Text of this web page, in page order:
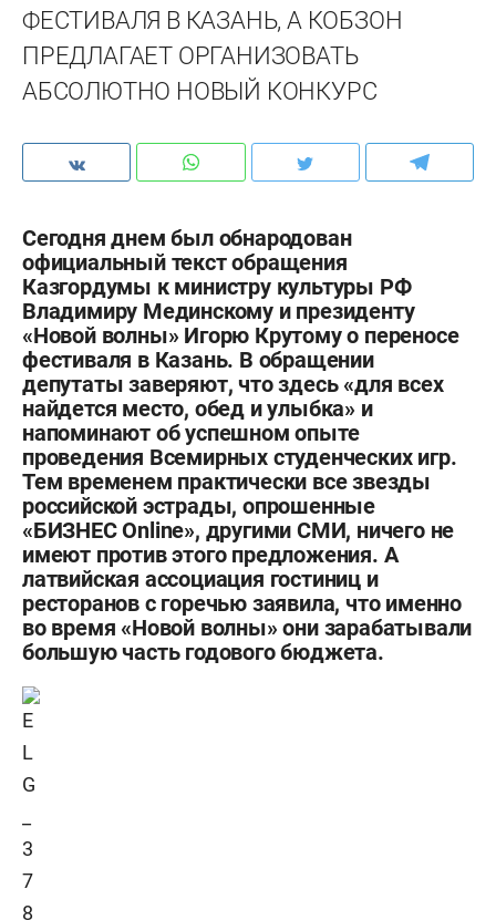
ФЕСТИВАЛЯ В КАЗАНЬ, А КОБЗОН
ПРЕДЛАГАЕТ ОРГАНИЗОВАТЬ
АБСОЛЮТНО НОВЫЙ КОНКУРС
Сегодня днем был обнародован
официальный текст обращения
Казгордумы к министру культуры РФ
Владимиру Мединскому и президенту
«Новой волны» Игорю Крутому о переносе
фестиваля в Казань. В обращении
депутаты заверяют, что здесь «для всех
найдется место, обед и улыбка» и
напоминают об успешном опыте
проведения Всемирных студенческих игр.
Тем временем практически все звезды
российской эстрады, опрошенные
«БИЗНЕС Online», другими СМИ, ничего не
имеют против этого предложения. А
латвийская ассоциация гостиниц и
ресторанов с горечью заявила, что именно
во время «Новой волны» они зарабатывали
большую часть годового бюджета.